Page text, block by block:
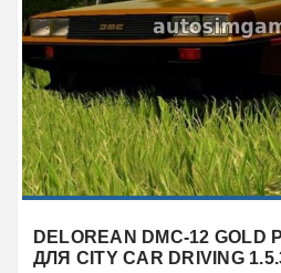
DELOREAN DMC-12 GOLD
ДЛЯ CITY CAR DRIVING